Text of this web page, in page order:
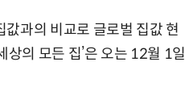
값과의 비교로 글로벌 집값 현
상의 모든 집’은 오는 12월 1일